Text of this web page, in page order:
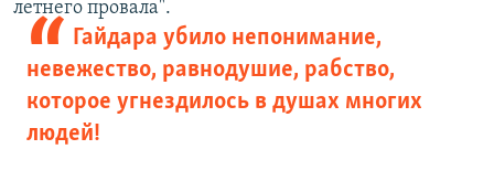
летнего провала".
Гайдара убило непонимание,
невежество, равнодушие, рабство,
которое угнездилось в душах многих
людей!